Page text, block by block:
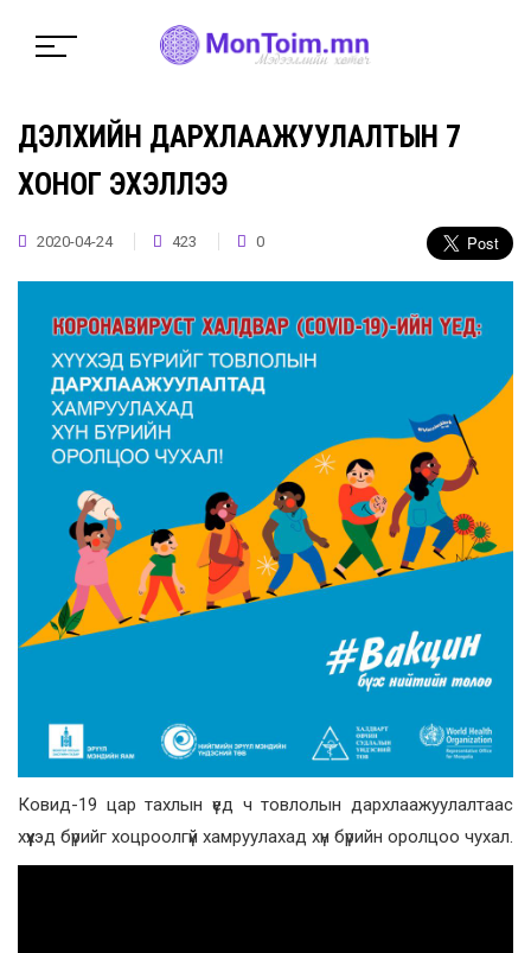
ДЭЛХИЙН ДАРХЛААЖУУЛАЛТЫН 7
ХОНОГ ЭХЭЛЛЭЭ
2020-04-24 423 0
Ковид-19 цар тахлын үед ч товлолын дархлаажуулалтаас
хүүхэд бүрийг хоцроолгүй хамруулахад хүн бүрийн оролцоо чухал.